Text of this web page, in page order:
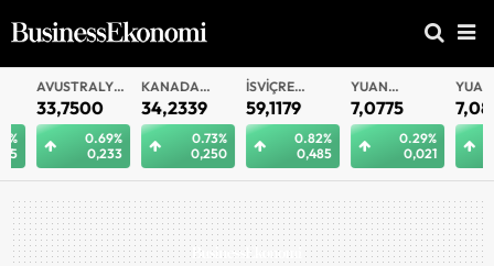
AVUSTRALYA
DOLARI
33,7500
0.69%
0,233
KANADA
DOLARI
34,2339
0.73%
0,250
İSVIÇRE
FRANKI
59,1179
0.82%
0,485
YUAN
OFFSHORE
7,0775
0.29%
0,021
YUAN
7,0812